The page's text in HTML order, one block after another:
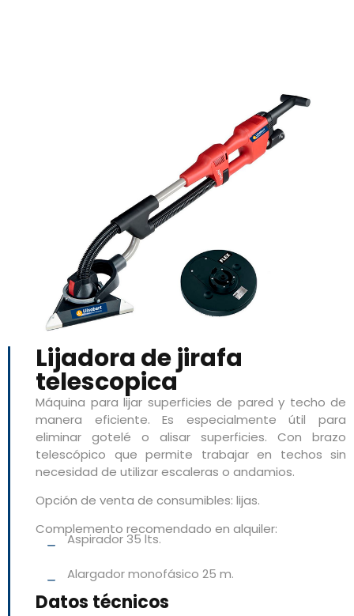
Lijadora de jirafa
telescopica
Máquina para lijar superficies de pared y techo de
manera eficiente. Es especialmente útil para
eliminar gotelé o alisar superficies. Con brazo
telescópico que permite trabajar en techos sin
necesidad de utilizar escaleras o andamios.
Opción de venta de consumibles: lijas.
Complemento recomendado en alquiler:
Aspirador 35 lts.
Alargador monofásico 25 m.
Datos técnicos